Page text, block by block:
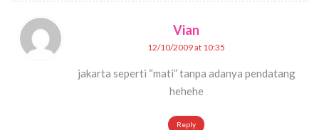
Vian
12/10/2009 at 10:35
jakarta seperti “mati” tanpa adanya pendatang
hehehe
Reply